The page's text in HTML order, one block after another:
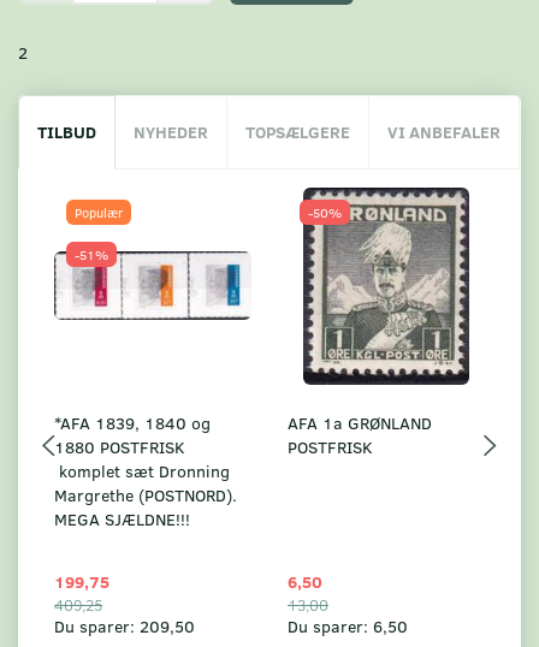
2
TILBUD NYHEDER TOPSÆLGERE VI ANBEFALER
Populær
-51%
*AFA 1839, 1840 og
1880 POSTFRISK
komplet sæt Dronning
Margrethe (POSTNORD).
MEGA SJÆLDNE!!!
199,75
409,25
Du sparer: 209,50
-50%
AFA 1a GRØNLAND
POSTFRISK
6,50
13,00
Du sparer: 6,50